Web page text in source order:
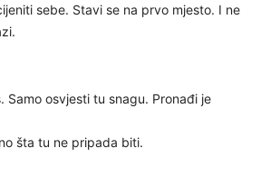
sebe. Stavi se na prvo mjesto. I ne
Samo osvjesti tu snagu. Pronađi je
šta tu ne pripada biti.